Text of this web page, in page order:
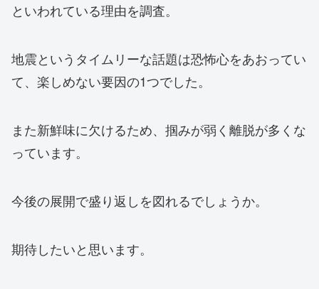
といわれている理由を調査。
地震というタイムリーな話題は恐怖心をあおってい
て、楽しめない要因の1つでした。
また新鮮味に欠けるため、掴みが弱く離脱が多くな
っています。
今後の展開で盛り返しを図れるでしょうか。
期待したいと思います。